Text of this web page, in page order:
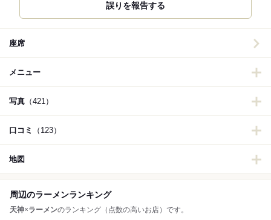
誤りを報告する
座席
メニュー
写真 （421）
口コミ （123）
地図
周辺のラーメンランキング
天神×ラーメンのランキング（点数の高いお店）です。